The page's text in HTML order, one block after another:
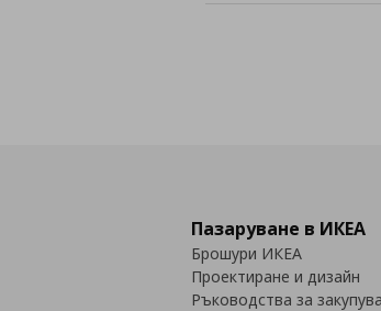
Пазаруване в ИКЕА
Брошури ИКЕА
Проектиране и дизайн
Ръководства за